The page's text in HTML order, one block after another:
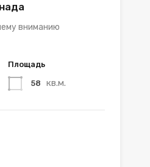
вниманию
Площадь
58 кв.м.